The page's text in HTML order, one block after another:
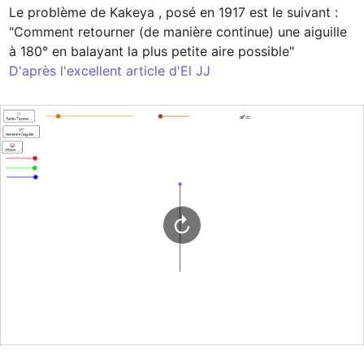
Se connecter
Le problème de Kakeya , posé en 1917 est le suivant :
"Comment retourner (de manière continue) une aiguille
à 180° en balayant la plus petite aire possible"
D'après l'excellent article d'El JJ